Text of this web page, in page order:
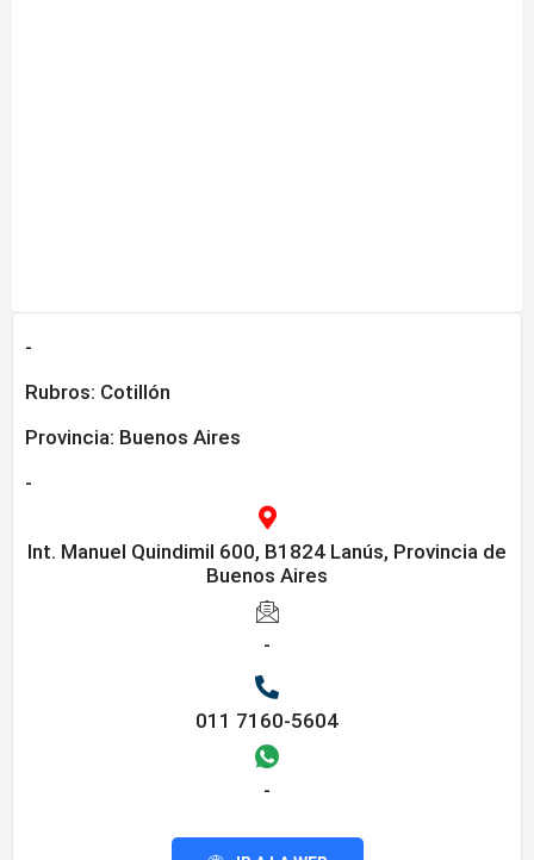
-
Rubros: Cotillón
Provincia: Buenos Aires
-
Int. Manuel Quindimil 600, B1824 Lanús, Provincia de
Buenos Aires
-
011 7160-5604
-